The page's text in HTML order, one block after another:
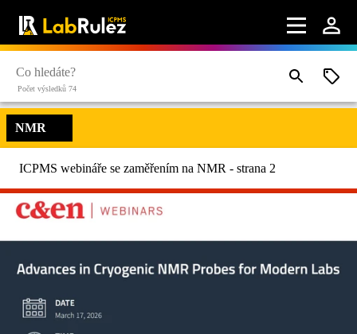
Počet výsledků 74
NMR
ICPMS webináře se zaměřením na NMR - strana 2